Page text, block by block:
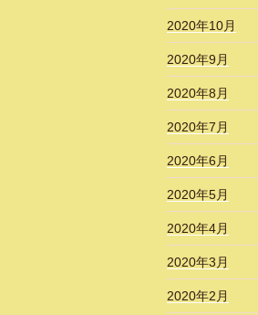
2020年10月
2020年9月
2020年8月
2020年7月
2020年6月
2020年5月
2020年4月
2020年3月
2020年2月